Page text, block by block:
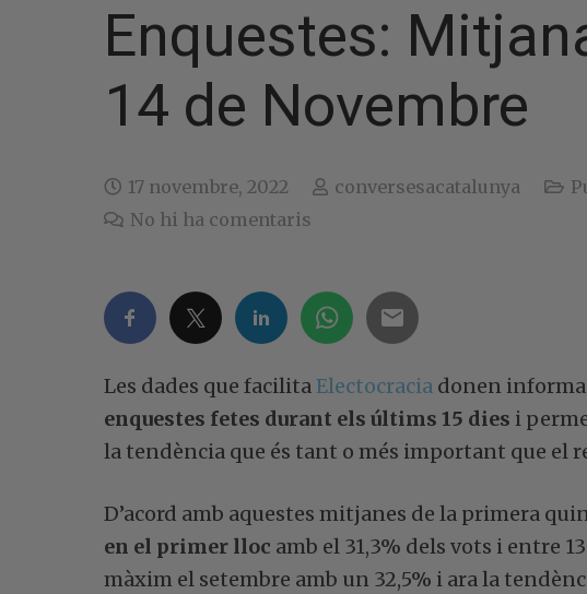
Enquestes:
14 de Novembre
17 novembre, 2022 conversesacatalunya
No hi ha comentaris
Les dades que facilitaElectocraciadonen
enquestes fetes durant els últims 15 dies i
la tendència que és tant o més important que el
D’acord amb aquestes mitjanes de la primera
en el primer lloc amb el 31,3% dels vots i entre
màxim el setembre amb un 32,5% i ara la